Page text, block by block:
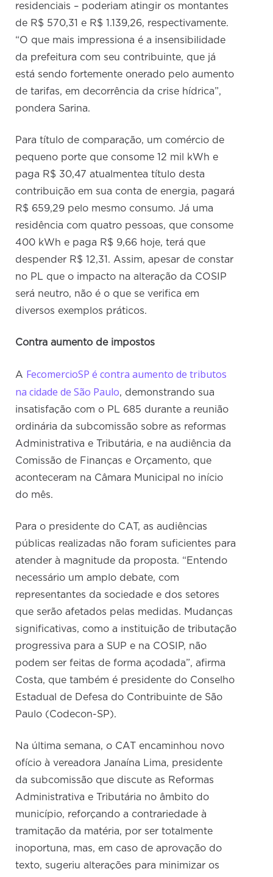
residenciais – poderiam atingir os montantes
de R$ 570,31 e R$ 1.139,26, respectivamente.
“O que mais impressiona é a insensibilidade
da prefeitura com seu contribuinte, que já
está sendo fortemente onerado pelo aumento
de tarifas, em decorrência da crise hídrica”,
pondera Sarina.
Para título de comparação, um comércio de
pequeno porte que consome 12 mil kWh e
paga R$ 30,47 atualmentea título desta
contribuição em sua conta de energia, pagará
R$ 659,29 pelo mesmo consumo. Já uma
residência com quatro pessoas, que consome
400 kWh e paga R$ 9,66 hoje, terá que
despender R$ 12,31. Assim, apesar de constar
no PL que o impacto na alteração da COSIP
será neutro, não é o que se verifica em
diversos exemplos práticos.
Contra aumento de impostos
A FecomercioSP é contra aumento de tributos
na cidade de São Paulo, demonstrando sua
insatisfação com o PL 685 durante a reunião
ordinária da subcomissão sobre as reformas
Administrativa e Tributária, e na audiência da
Comissão de Finanças e Orçamento, que
aconteceram na Câmara Municipal no início
do mês.
Para o presidente do CAT, as audiências
públicas realizadas não foram suficientes para
atender à magnitude da proposta. “Entendo
necessário um amplo debate, com
representantes da sociedade e dos setores
que serão afetados pelas medidas. Mudanças
significativas, como a instituição de tributação
progressiva para a SUP e na COSIP, não
podem ser feitas de forma açodada”, afirma
Costa, que também é presidente do Conselho
Estadual de Defesa do Contribuinte de São
Paulo (Codecon-SP).
Na última semana, o CAT encaminhou novo
ofício à vereadora Janaína Lima, presidente
da subcomissão que discute as Reformas
Administrativa e Tributária no âmbito do
município, reforçando a contrariedade à
tramitação da matéria, por ser totalmente
inoportuna, mas, em caso de aprovação do
texto, sugeriu alterações para minimizar os